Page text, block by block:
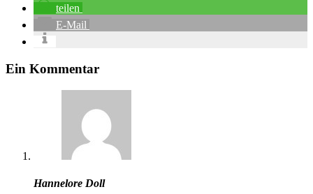
teilen
E-Mail
Ein Kommentar
Hannelore Doll